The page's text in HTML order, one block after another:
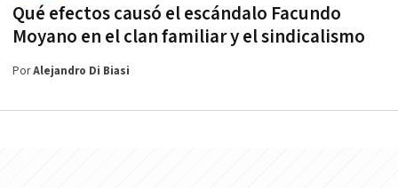
Qué efectos causó el escándalo Facundo
Moyano en el clan familiar y el sindicalismo
PorAlejandro Di Biasi